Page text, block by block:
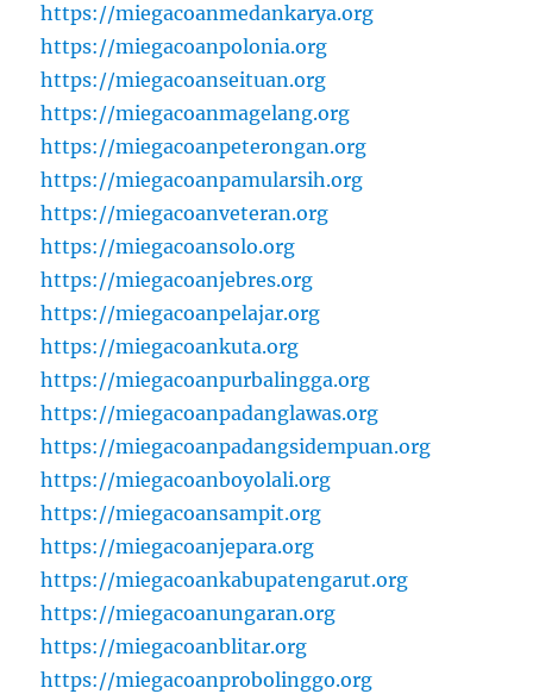
https://miegacoanmedankarya.org
https://miegacoanpolonia.org
https://miegacoanseituan.org
https://miegacoanmagelang.org
https://miegacoanpeterongan.org
https://miegacoanpamularsih.org
https://miegacoanveteran.org
https://miegacoansolo.org
https://miegacoanjebres.org
https://miegacoanpelajar.org
https://miegacoankuta.org
https://miegacoanpurbalingga.org
https://miegacoanpadanglawas.org
https://miegacoanpadangsidempuan.org
https://miegacoanboyolali.org
https://miegacoansampit.org
https://miegacoanjepara.org
https://miegacoankabupatengarut.org
https://miegacoanungaran.org
https://miegacoanblitar.org
https://miegacoanprobolinggo.org